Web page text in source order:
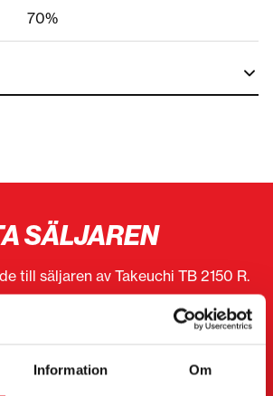
Information Om
70%
SÄLJAREN
till säljaren av Takeuchi TB 2150 R.
en enskild säljare direkt.